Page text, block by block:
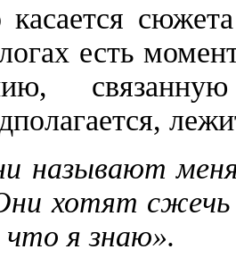
касается
есть
называют
хотят сжечь
я знаю».